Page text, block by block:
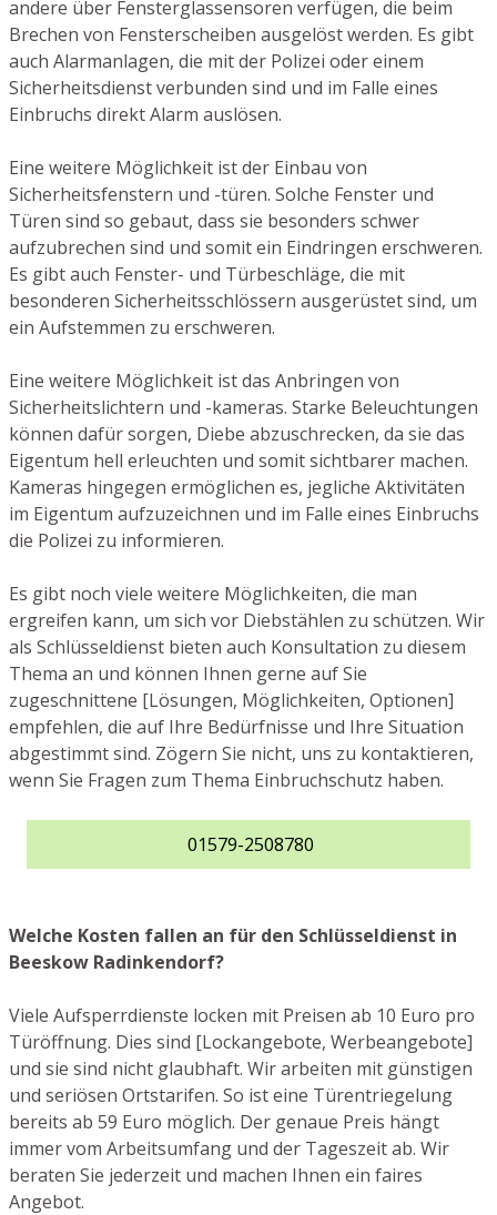
andere über Fensterglassensoren verfügen, die beim
Brechen von Fensterscheiben ausgelöst werden. Es gibt
auch Alarmanlagen, die mit der Polizei oder einem
Sicherheitsdienst verbunden sind und im Falle eines
Einbruchs direkt Alarm auslösen.
Eine weitere Möglichkeit ist der Einbau von
Sicherheitsfenstern und -türen. Solche Fenster und
Türen sind so gebaut, dass sie besonders schwer
aufzubrechen sind und somit ein Eindringen erschweren.
Es gibt auch Fenster- und Türbeschläge, die mit
besonderen Sicherheitsschlössern ausgerüstet sind, um
ein Aufstemmen zu erschweren.
Eine weitere Möglichkeit ist das Anbringen von
Sicherheitslichtern und -kameras. Starke Beleuchtungen
können dafür sorgen, Diebe abzuschrecken, da sie das
Eigentum hell erleuchten und somit sichtbarer machen.
Kameras hingegen ermöglichen es, jegliche Aktivitäten
im Eigentum aufzuzeichnen und im Falle eines Einbruchs
die Polizei zu informieren.
Es gibt noch viele weitere Möglichkeiten, die man
ergreifen kann, um sich vor Diebstählen zu schützen. Wir
als Schlüsseldienst bieten auch Konsultation zu diesem
Thema an und können Ihnen gerne auf Sie
zugeschnittene [Lösungen, Möglichkeiten, Optionen]
empfehlen, die auf Ihre Bedürfnisse und Ihre Situation
abgestimmt sind. Zögern Sie nicht, uns zu kontaktieren,
wenn Sie Fragen zum Thema Einbruchschutz haben.
01579-2508780
Welche Kosten fallen an für den Schlüsseldienst in
Beeskow Radinkendorf?
Viele Aufsperrdienste locken mit Preisen ab 10 Euro pro
Türöffnung. Dies sind [Lockangebote, Werbeangebote]
und sie sind nicht glaubhaft. Wir arbeiten mit günstigen
und seriösen Ortstarifen. So ist eine Türentriegelung
bereits ab 59 Euro möglich. Der genaue Preis hängt
immer vom Arbeitsumfang und der Tageszeit ab. Wir
beraten Sie jederzeit und machen Ihnen ein faires
Angebot.